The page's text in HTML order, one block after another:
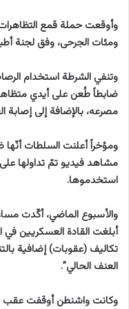
ومئات الجرحى، وفق لجنة
وتنفي الشرطة استخدام
ضابطاً طُعن على أيدي
مصرعه، بالإضافة إلى إصابة
ومؤخراً أعلنت السلطات
مشاهد فيديو تمّ تداولها
استخدموها.
والأسبوع الماضي، أكّدت
أبلغت القادة العسكريين في
تكاليف (عقوبات) إضافية
العنف الحالي”.